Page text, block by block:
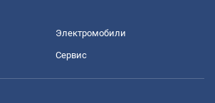
Электромобили
Сервис